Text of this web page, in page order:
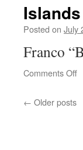
Islands
Posted on July
Franco
Comments Offon
← Older posts